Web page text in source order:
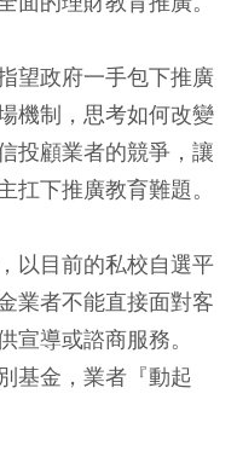
望政府一手包下推廣
機制，思考如何改變
投顧業者的競爭，讓
扛下推廣教育難題。
以目前的私校自選平
業者不能直接面對客
宣導或諮商服務。
基金，業者『動起